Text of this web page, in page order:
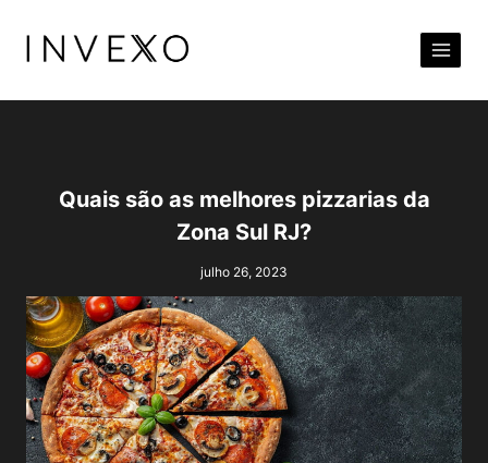
para
Conteúdo
Quais são as melhores pizzarias da
Zona Sul RJ?
julho 26, 2023